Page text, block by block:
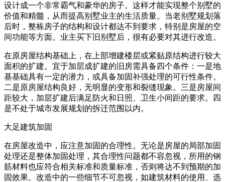
设计成一个非常霸气和豪华的房子。这样才能实现整个别墅的
价值和精髓，从而提高别墅业主的生活质量。当老别墅规划落
后时，整栋房子的结构和设计都达不到要求，特别是房屋的空
间功能等方面。业主买下旧别墅后，很有必要对其进行改造。
在原房屋结构基础上，在上部增建楼层或紧贴原结构进行较大
面积的扩建。宜于加层成扩建的旧房需具备四个条件：一是地
基基础具有一定的潜力，或具备加固补强处理的可行性条件。
二是原房屋结构良好，无明显的变形和裂缝现象。三是房屋间
距较大，加层扩建后满足防火和日照、卫生小间距的要求。四
是不处于城市发展规划的拆迁范围以内。
大足建筑加固
在房屋改造中，应注意加固的合理性。无论是房屋的局部加固
处理还是整体加固处理，其合理性问题都不容忽视，所用的钢
筋材料也应符合相关标准和质量标准，否则将达不到预期的加
固效果。改造中的一些细节不可忽视，如建筑材料的使用、选